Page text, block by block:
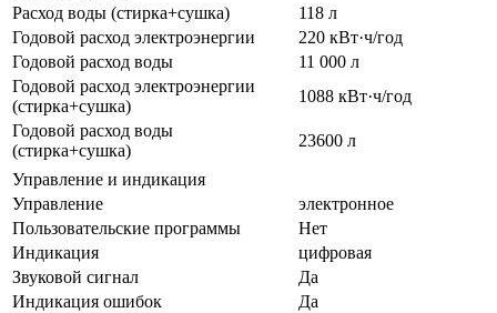
Расход воды (стирка+сушка)
118 л
Годовой расход электроэнергии
220 кВт·ч/год
Годовой расход воды
11 000 л
Годовой расход электроэнергии
(стирка+сушка)
1088 кВт·ч/год
Годовой расход воды
(стирка+сушка)
23600 л
Управление и индикация
Управление
электронное
Пользовательские программы
Нет
Индикация
цифровая
Звуковой сигнал
Да
Индикация ошибок
Да